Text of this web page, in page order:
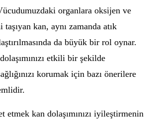
organlara oksijen ve
kan, aynı zamanda atık
da büyük bir rol oynar.
etkili bir şekilde
korumak için bazı önerilere
etmek kan dolaşımınızı iyileştirmenin